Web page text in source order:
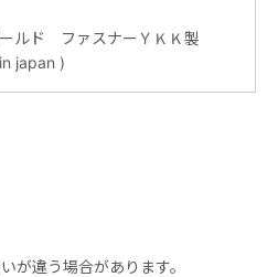
ルド ファスナーＹＫＫ製
japan )
が違う場合があります。